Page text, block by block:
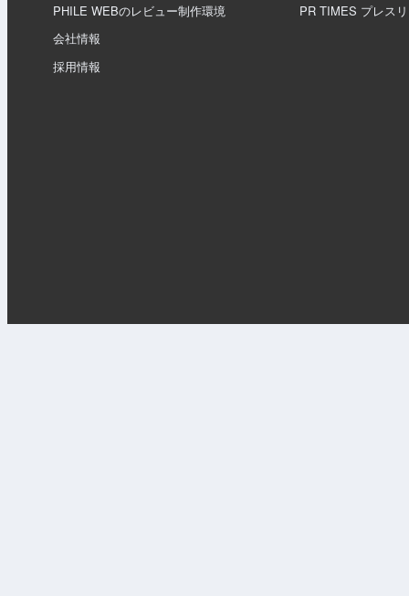
PHILE WEBのレビュー制作環境
会社情報
採用情報
PR TIMES プレス